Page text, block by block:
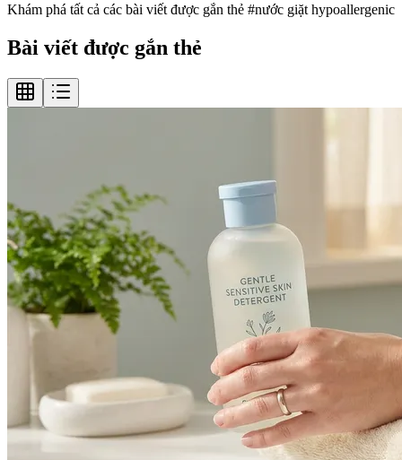
Khám phá tất cả các bài viết được gắn thẻ #nước giặt hypoallergenic
Bài viết được gắn thẻ